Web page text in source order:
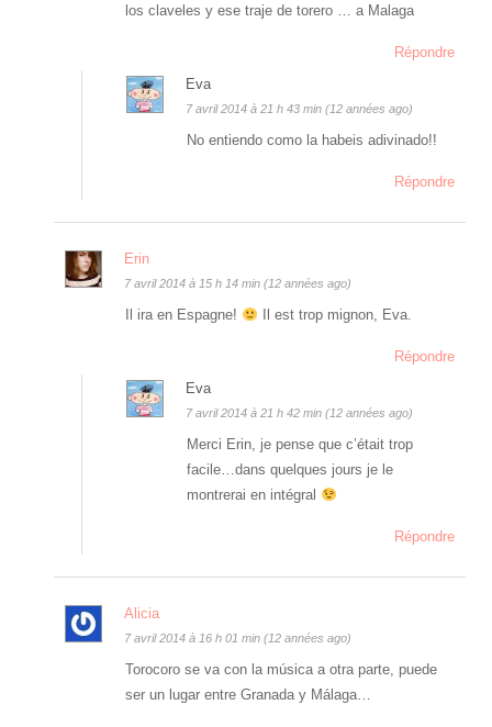
los claveles y ese traje de torero … a Malaga
Répondre
Eva
7 avril 2014 à 21 h 43 min (12 années ago)
No entiendo como la habeis adivinado!!
Répondre
Erin
7 avril 2014 à 15 h 14 min (12 années ago)
Il ira en Espagne! Il est trop mignon, Eva.
Répondre
Eva
7 avril 2014 à 21 h 42 min (12 années ago)
Merci Erin, je pense que c’était trop
facile…dans quelques jours je le
montrerai en intégral
Répondre
Alicia
7 avril 2014 à 16 h 01 min (12 années ago)
Torocoro se va con la música a otra parte, puede
ser un lugar entre Granada y Málaga…